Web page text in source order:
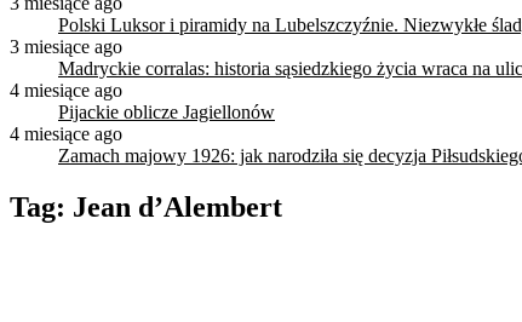
Polski Luksor i piramidy na Lubelszczyźnie. Niezwykłe
3 miesiące ago
Madryckie corralas: historia sąsiedzkiego życia wraca na
4 miesiące ago
Pijackie oblicze Jagiellonów
4 miesiące ago
Zamach majowy 1926: jak narodziła się decyzja
Tag: Jean d’Alembert